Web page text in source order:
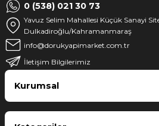
0 (538) 021 30 73
Yavuz Selim Mahallesi Küçük Sanayi
Dulkadiroğlu/Kahramanmaraş
info@dorukyapimarket.com.tr
İletişim Bilgilerimiz
Kurumsal